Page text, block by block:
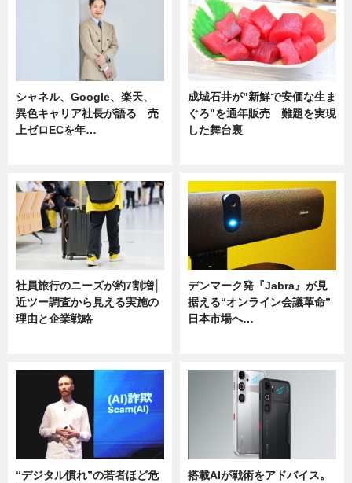
シャネル、Google、楽天、
異色キャリア社長が語る 売
上ゼロECを年…
成城石井が"新鮮で安価な生ま
ぐろ"を通年販売 難題を実現
した舞台裏
社員旅行のニーズが約7割増│
近ツー調査から見える実施の
理由と企業戦略
デンマーク発『Jabra』が見
据える“オンライン会議革命”
日本市場へ…
“デジタル慣れ”の若者ほど危
搭載AIが戦術をアドバイス。